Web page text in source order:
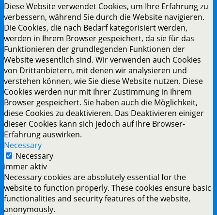
Diese Website verwendet Cookies, um Ihre Erfahrung zu
verbessern, während Sie durch die Website navigieren.
Die Cookies, die nach Bedarf kategorisiert werden,
werden in Ihrem Browser gespeichert, da sie für das
Funktionieren der grundlegenden Funktionen der
Website wesentlich sind. Wir verwenden auch Cookies
von Drittanbietern, mit denen wir analysieren und
verstehen können, wie Sie diese Website nutzen. Diese
Cookies werden nur mit Ihrer Zustimmung in Ihrem
Browser gespeichert. Sie haben auch die Möglichkeit,
diese Cookies zu deaktivieren. Das Deaktivieren einiger
dieser Cookies kann sich jedoch auf Ihre Browser-
Erfahrung auswirken.
Necessary
Necessary
immer aktiv
Necessary cookies are absolutely essential for the
website to function properly. These cookies ensure basic
functionalities and security features of the website,
anonymously.